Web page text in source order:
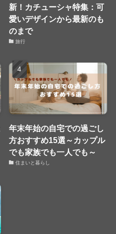
新！カチューシャ特集：可
愛いデザインから最新のも
のまで
旅行
年末年始の自宅での過ごし
方おすすめ15選～カップル
でも家族でも一人でも～
住まいと暮らし